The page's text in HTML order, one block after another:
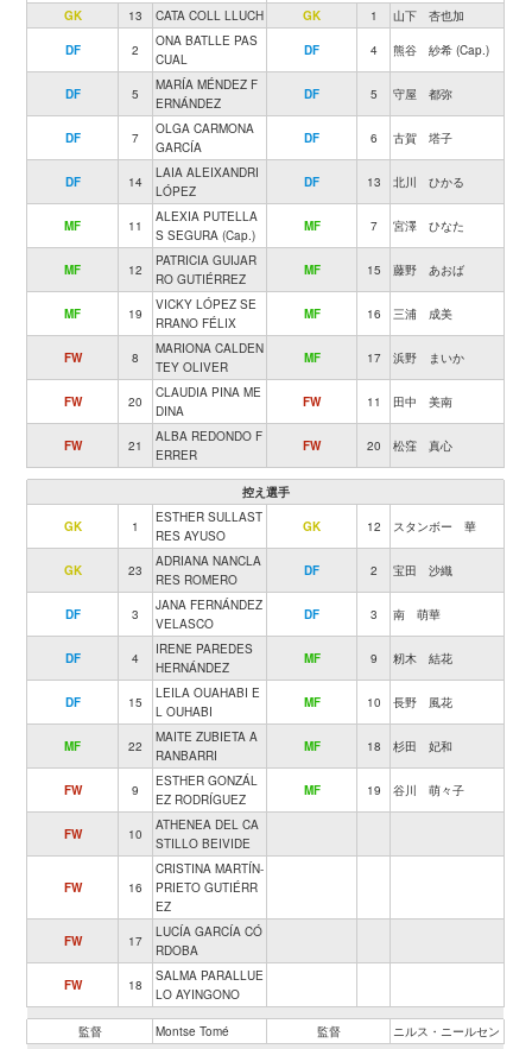
GK
13 CATA COLL LLUCH GK 1 山下 杏也加
DF 2
ONA BATLLE PAS
CUAL
DF 4 熊谷 紗希 (Cap.)
DF 5
MARÍA MÉNDEZ F
ERNÁNDEZ
DF 5 守屋 都弥
DF 7
OLGA CARMONA
GARCÍA
DF 6 古賀 塔子
DF 14
LAIA ALEIXANDRI
LÓPEZ
DF 13 北川 ひかる
MF 11
ALEXIA PUTELLA
S SEGURA (Cap.)
MF 7 宮澤 ひなた
MF 12
PATRICIA GUIJAR
RO GUTIÉRREZ
MF 15 藤野 あおば
MF 19
VICKY LÓPEZ SE
RRANO FÉLIX
MF 16 三浦 成美
FW 8
MARIONA CALDEN
TEY OLIVER
MF 17 浜野 まいか
FW 20
CLAUDIA PINA ME
DINA
FW 11 田中 美南
FW 21
ALBA REDONDO F
ERRER
FW 20 松窪 真心
控え選手
GK 1
ESTHER SULLAST
RES AYUSO
GK 12 スタンボー 華
GK 23
ADRIANA NANCLA
RES ROMERO
DF 2 宝田 沙織
DF 3
JANA FERNÁNDEZ
VELASCO
DF 3 南 萌華
DF 4
IRENE PAREDES
HERNÁNDEZ
MF 9 籾木 結花
DF 15
LEILA OUAHABI E
L OUHABI
MF 10 長野 風花
MF 22
MAITE ZUBIETA A
RANBARRI
MF 18 杉田 妃和
FW 9
ESTHER GONZÁL
EZ RODRÍGUEZ
MF 19 谷川 萌々子
FW 10
ATHENEA DEL CA
STILLO BEIVIDE
FW 16
CRISTINA MARTÍN-
PRIETO GUTIÉRR
EZ
FW 17
LUCÍA GARCÍA CÓ
RDOBA
FW 18
SALMA PARALLUE
LO AYINGONO
監督 Montse Tomé 監督 ニルス・ニールセン